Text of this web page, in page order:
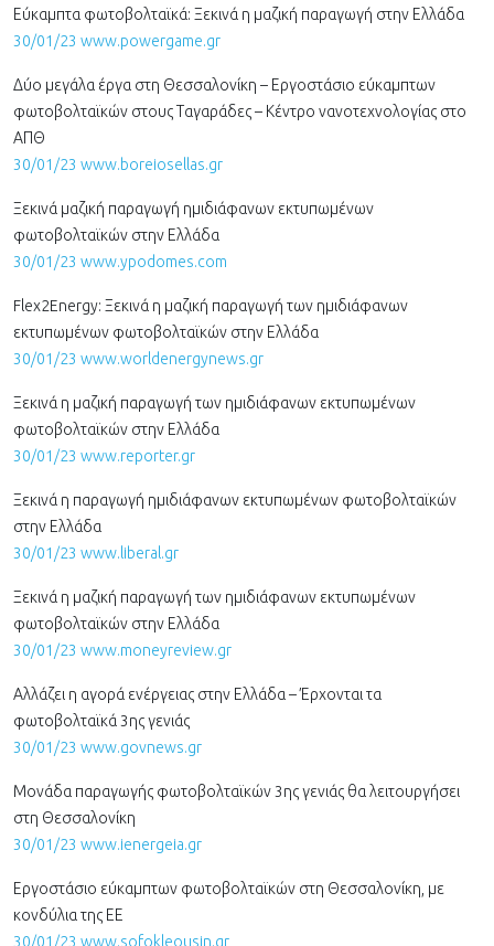
Εύκαμπτα φωτοβολταϊκά: Ξεκινά η μαζική παραγωγή στην Ελλάδα
30/01/23 www.powergame.gr
Δύο μεγάλα έργα στη Θεσσαλονίκη – Εργοστάσιο εύκαμπτων
φωτοβολταϊκών στους Ταγαράδες – Κέντρο νανοτεχνολογίας στο
ΑΠΘ
30/01/23 www.boreiosellas.gr
Ξεκινά μαζική παραγωγή ημιδιάφανων εκτυπωμένων
φωτοβολταϊκών στην Ελλάδα
30/01/23 www.ypodomes.com
Flex2Energy: Ξεκινά η μαζική παραγωγή των ημιδιάφανων
εκτυπωμένων φωτοβολταϊκών στην Ελλάδα
30/01/23 www.worldenergynews.gr
Ξεκινά η μαζική παραγωγή των ημιδιάφανων εκτυπωμένων
φωτοβολταϊκών στην Ελλάδα
30/01/23 www.reporter.gr
Ξεκινά η παραγωγή ημιδιάφανων εκτυπωμένων φωτοβολταϊκών
στην Ελλάδα
30/01/23 www.liberal.gr
Ξεκινά η μαζική παραγωγή των ημιδιάφανων εκτυπωμένων
φωτοβολταϊκών στην Ελλάδα
30/01/23 www.moneyreview.gr
Αλλάζει η αγορά ενέργειας στην Ελλάδα – Έρχονται τα
φωτοβολταϊκά 3ης γενιάς
30/01/23 www.govnews.gr
Μονάδα παραγωγής φωτοβολταϊκών 3ης γενιάς θα λειτουργήσει
στη Θεσσαλονίκη
30/01/23 www.ienergeia.gr
Εργοστάσιο εύκαμπτων φωτοβολταϊκών στη Θεσσαλονίκη, με
κονδύλια της ΕΕ
30/01/23 www.sofokleousin.gr